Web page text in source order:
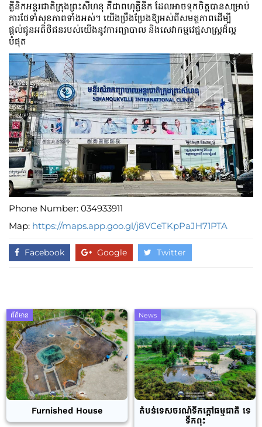
គ្លីនិកអន្តរជាតិក្រុងព្រះសីហនុ គឺជាពហុគ្លីនីក ដែលអាចទុកចិត្តបានសម្រាប់
ការថែទាំសុខភាពទាំងអស់។ យើងប្រឹងប្រែងឱ្យអស់ពីសមត្ថភាពដើម្បី
ផ្តល់ជូនអតិថិជនរបស់យើងនូវការព្យាបាល និងសេវាកម្មវេជ្ជសាស្រ្តដ៏ល្អ
បំផុត
Phone Number: 034933911
Map: https://maps.app.goo.gl/j8VCeTKpPaJH71PTA
Facebook Google Twitter
ព័ត៌មាន
Furnished House
News
តំបន់ទេសចរណ៍ទឹកក្តៅធម្មជាតិ ទេ
ទឹកពុះ